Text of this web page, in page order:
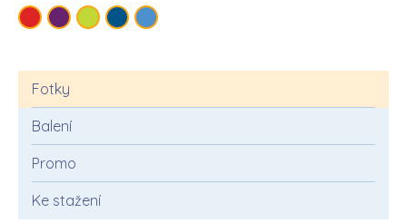
Fotky
Balení
Promo
Ke stažení